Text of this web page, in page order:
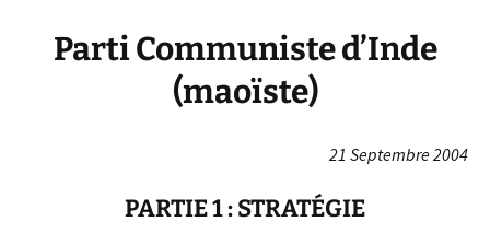
Parti Communiste d’Inde
(maoïste)
21 Septembre 2004
PARTIE 1 : STRATÉGIE